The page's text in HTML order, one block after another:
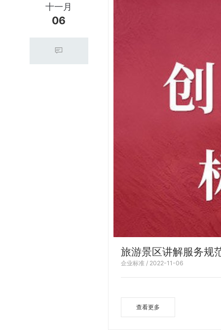
十一月
06
旅游景区讲解服务规
企业标准 / 2022-11-06
查看更多